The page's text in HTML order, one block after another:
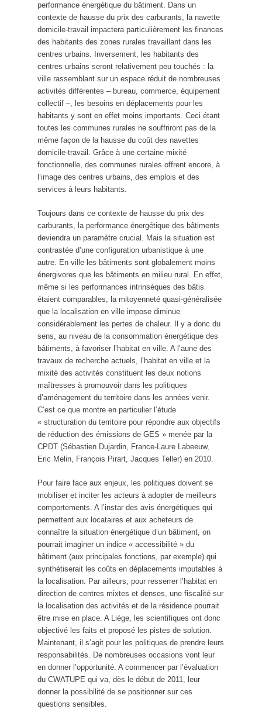
performance énergétique du bâtiment. Dans un
contexte de hausse du prix des carburants, la navette
domicile-travail impactera particulièrement les finances
des habitants des zones rurales travaillant dans les
centres urbains. Inversement, les habitants des
centres urbains seront relativement peu touchés : la
ville rassemblant sur un espace réduit de nombreuses
activités différentes – bureau, commerce, équipement
collectif –, les besoins en déplacements pour les
habitants y sont en effet moins importants. Ceci étant
toutes les communes rurales ne souffriront pas de la
même façon de la hausse du coût des navettes
domicile-travail. Grâce à une certaine mixité
fonctionnelle, des communes rurales offrent encore, à
l’image des centres urbains, des emplois et des
services à leurs habitants.
Toujours dans ce contexte de hausse du prix des
carburants, la performance énergétique des bâtiments
deviendra un paramètre crucial. Mais la situation est
contrastée d’une configuration urbanistique à une
autre. En ville les bâtiments sont globalement moins
énergivores que les bâtiments en milieu rural. En effet,
même si les performances intrinsèques des bâtis
étaient comparables, la mitoyenneté quasi-généralisée
que la localisation en ville impose diminue
considérablement les pertes de chaleur. Il y a donc du
sens, au niveau de la consommation énergétique des
bâtiments, à favoriser l’habitat en ville. A l’aune des
travaux de recherche actuels, l’habitat en ville et la
mixité des activités constituent les deux notions
maîtresses à promouvoir dans les politiques
d’aménagement du territoire dans les années venir.
C’est ce que montre en particulier l’étude
« structuration du territoire pour répondre aux objectifs
de réduction des émissions de GES » menée par la
CPDT (Sébastien Dujardin, France-Laure Labeeuw,
Eric Melin, François Pirart, Jacques Teller) en 2010.
Pour faire face aux enjeux, les politiques doivent se
mobiliser et inciter les acteurs à adopter de meilleurs
comportements. A l’instar des avis énergétiques qui
permettent aux locataires et aux acheteurs de
connaître la situation énergétique d’un bâtiment, on
pourrait imaginer un indice « accessibilité » du
bâtiment (aux principales fonctions, par exemple) qui
synthétiserait les coûts en déplacements imputables à
la localisation. Par ailleurs, pour resserrer l’habitat en
direction de centres mixtes et denses, une fiscalité sur
la localisation des activités et de la résidence pourrait
être mise en place. A Liège, les scientifiques ont donc
objectivé les faits et proposé les pistes de solution.
Maintenant, il s’agit pour les politiques de prendre leurs
responsabilités. De nombreuses occasions vont leur
en donner l’opportunité. A commencer par l’évaluation
du CWATUPE qui va, dès le début de 2011, leur
donner la possibilité de se positionner sur ces
questions sensibles.